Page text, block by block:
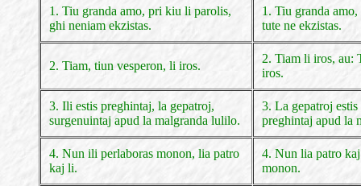
1. Tiu granda amo, pri kiu li parolis,
ghi neniam ekzistas.
1. Tiu granda
tute ne ekzistas.
2. Tiam, tiun vesperon, li iros.
2. Tiam li iros, au:
iros.
3. Ili estis preghintaj, la gepatroj,
surgenuintaj apud la malgranda lulilo.
3. La gepatroj estis
preghintaj apud la
4. Nun ili perlaboras monon, lia patro
kaj li.
4. Nun lia patro
monon.